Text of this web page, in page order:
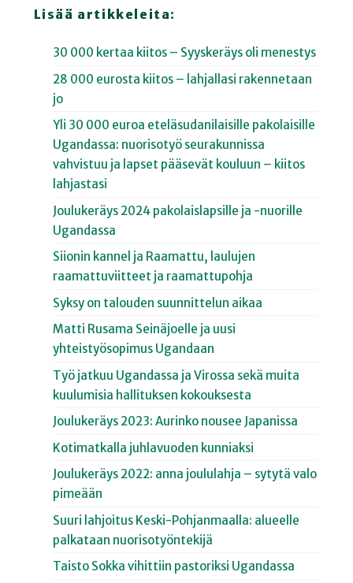
Lisää artikkeleita:
30 000 kertaa kiitos – Syyskeräys oli menestys
28 000 eurosta kiitos – lahjallasi rakennetaan
jo
Yli 30 000 euroa eteläsudanilaisille pakolaisille
Ugandassa: nuorisotyö seurakunnissa
vahvistuu ja lapset pääsevät kouluun – kiitos
lahjastasi
Joulukeräys 2024 pakolaislapsille ja -nuorille
Ugandassa
Siionin kannel ja Raamattu, laulujen
raamattuviitteet ja raamattupohja
Syksy on talouden suunnittelun aikaa
Matti Rusama Seinäjoelle ja uusi
yhteistyösopimus Ugandaan
Työ jatkuu Ugandassa ja Virossa sekä muita
kuulumisia hallituksen kokouksesta
Joulukeräys 2023: Aurinko nousee Japanissa
Kotimatkalla juhlavuoden kunniaksi
Joulukeräys 2022: anna joululahja – sytytä valo
pimeään
Suuri lahjoitus Keski-Pohjanmaalla: alueelle
palkataan nuorisotyöntekijä
Taisto Sokka vihittiin pastoriksi Ugandassa